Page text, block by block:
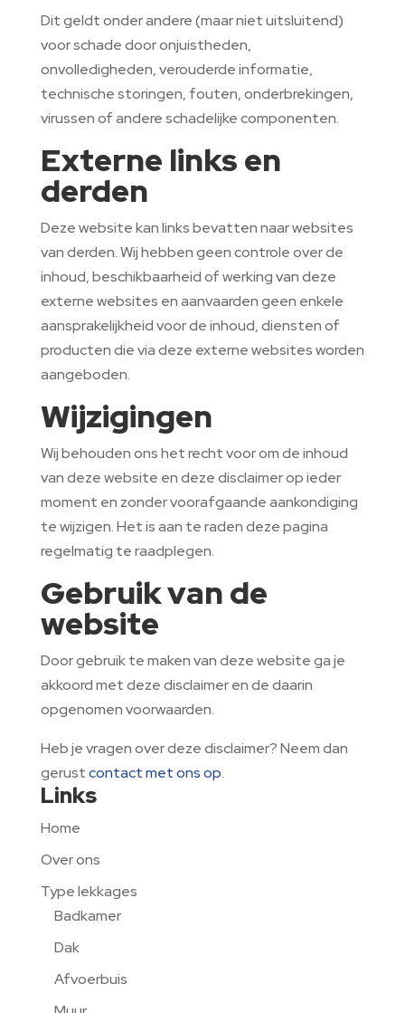
Dit geldt onder andere (maar niet uitsluitend)
voor schade door onjuistheden,
onvolledigheden, verouderde informatie,
technische storingen, fouten, onderbrekingen,
virussen of andere schadelijke componenten.
Externe links en
derden
Deze website kan links bevatten naar websites
van derden. Wij hebben geen controle over de
inhoud, beschikbaarheid of werking van deze
externe websites en aanvaarden geen enkele
aansprakelijkheid voor de inhoud, diensten of
producten die via deze externe websites worden
aangeboden.
Wijzigingen
Wij behouden ons het recht voor om de inhoud
van deze website en deze disclaimer op ieder
moment en zonder voorafgaande aankondiging
te wijzigen. Het is aan te raden deze pagina
regelmatig te raadplegen.
Gebruik van de
website
Door gebruik te maken van deze website ga je
akkoord met deze disclaimer en de daarin
opgenomen voorwaarden.
Heb je vragen over deze disclaimer? Neem dan
gerustcontact met ons op.
Links
Home
Over ons
Type lekkages
Badkamer
Dak
Afvoerbuis